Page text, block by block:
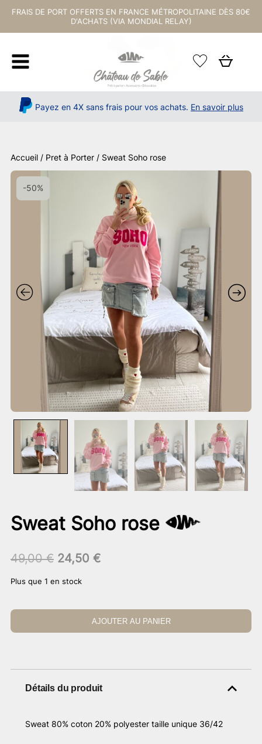
FRAIS DE PORT OFFERTS EN FRANCE MÉTROPOLITAINE DÈS 80€
D'ACHATS (VIA MONDIAL RELAY)
Payez en 4X sans frais pour vos achats. En savoir plus
Accueil / Pret à Porter / Sweat Soho rose
-50%
Sweat Soho rose
49,00€ Le
initial
49,00 €.
24,50 €Le
24,50 €.
Plus que 1 en stock
AJOUTER AU PANIER
Détails du produit
Sweat 80% coton 20% polyester taille unique 36/42